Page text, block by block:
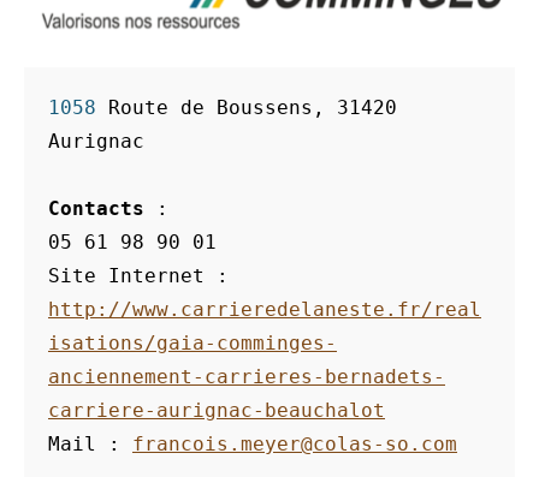
1058 Route de Boussens, 31420
Aurignac
Contacts
:
05 61 98 90 01
Site Internet :
http://www.carrieredelaneste.fr/real
isations/gaia-comminges-
anciennement-carrieres-bernadets-
carriere-aurignac-beauchalot
Mail :
francois.meyer@colas-so.com